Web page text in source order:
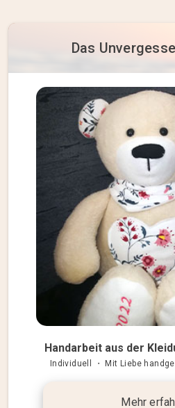
Das
Handarbeit aus der
Individuell ・ Mit Liebe
Mehr